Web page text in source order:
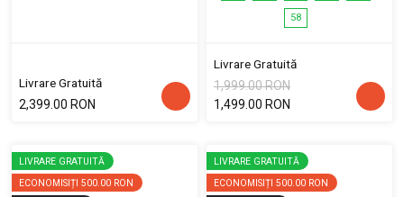
Livrare Gratuită
2,399.00 RON
58
Livrare Gratuită
1,999.00 RON
1,499.00 RON
LIVRARE GRATUITĂ
ECONOMISIȚI 500.00 RON
LIVRARE GRATUITĂ
ECONOMISIȚI 500.00 RON